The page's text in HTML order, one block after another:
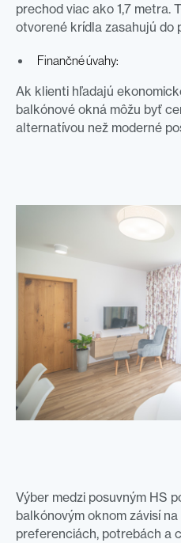
prechod viac ako 1,7 metra.
otvorené krídla zasahujú do
Finančné úvahy:
Ak klienti hľadajú
balkónové okná môžu byť
alternatívou než moderné
Výber medzi posuvným HS
balkónovým oknom závisí
preferenciách, potrebách a